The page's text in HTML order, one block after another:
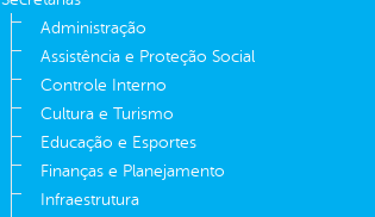
Administração
Assistência e Proteção Social
Controle Interno
Cultura e Turismo
Educação e Esportes
Finanças e Planejamento
Infraestrutura